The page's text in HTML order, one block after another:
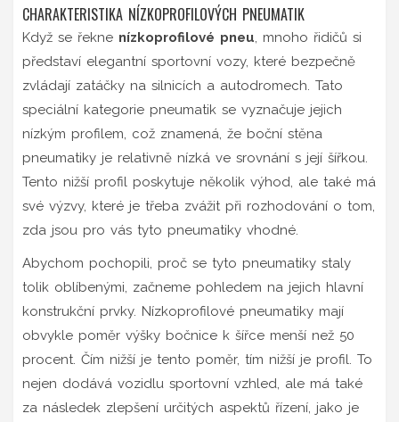
CHARAKTERISTIKA NÍZKOPROFILOVÝCH PNEUMATIK
Když se řekne nízkoprofilové pneu, mnoho řidičů si
představí elegantní sportovní vozy, které bezpečně
zvládají zatáčky na silnicích a autodromech. Tato
speciální kategorie pneumatik se vyznačuje jejich
nízkým profilem, což znamená, že boční stěna
pneumatiky je relativně nízká ve srovnání s její šířkou.
Tento nižší profil poskytuje několik výhod, ale také má
své výzvy, které je třeba zvážit při rozhodování o tom,
zda jsou pro vás tyto pneumatiky vhodné.
Abychom pochopili, proč se tyto pneumatiky staly
tolik oblíbenými, začneme pohledem na jejich hlavní
konstrukční prvky. Nízkoprofilové pneumatiky mají
obvykle poměr výšky bočnice k šířce menší než 50
procent. Čím nižší je tento poměr, tím nižší je profil. To
nejen dodává vozidlu sportovní vzhled, ale má také
za následek zlepšení určitých aspektů řízení, jako je